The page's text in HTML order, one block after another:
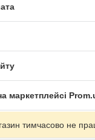
маркетплейсі
тимчасово не